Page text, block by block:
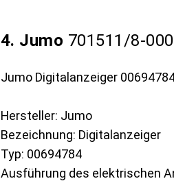
4. Jumo 701511/8-
Jumo Digitalanzeiger
Hersteller: Jumo
Bezeichnung: Digitalanzeiger
Typ: 00694784
Ausführung des elektrischen